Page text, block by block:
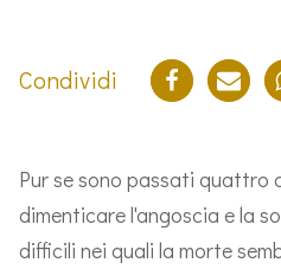
Condividi
Pur se sono passati quattro
dimenticare l'angoscia e la
difficili nei quali la morte